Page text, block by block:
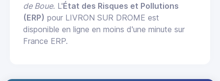
de Boue. L'État des Risques et Pollutions
(ERP) pour LIVRON SUR DROME est
disponible en ligne en moins d'une minute sur
France ERP.